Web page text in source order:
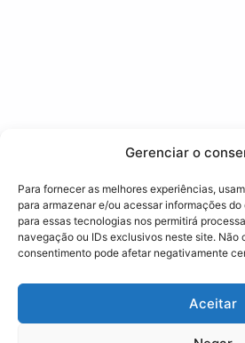
Gerenciar o
Para fornecer as melhores experiências,
para armazenar e/ou acessar informações
para essas tecnologias nos permitirá
navegação ou IDs exclusivos neste site. Não
consentimento pode afetar negativamente
Aceitar